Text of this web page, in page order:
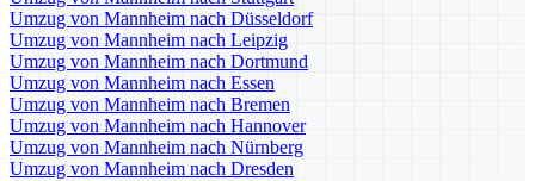
Umzug von Mannheim nach Düsseldorf
Umzug von Mannheim nach Leipzig
Umzug von Mannheim nach Dortmund
Umzug von Mannheim nach Essen
Umzug von Mannheim nach Bremen
Umzug von Mannheim nach Hannover
Umzug von Mannheim nach Nürnberg
Umzug von Mannheim nach Dresden